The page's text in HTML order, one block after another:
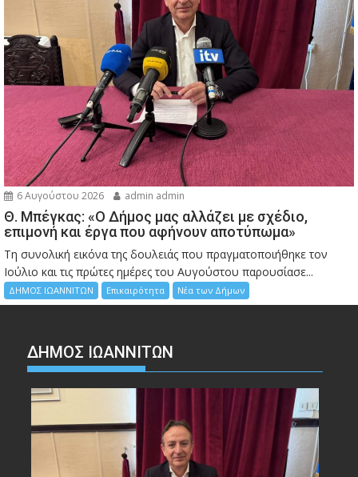
6 Αυγούστου 2026 admin admin
Θ. Μπέγκας: «Ο Δήμος μας αλλάζει με σχέδιο,
επιμονή και έργα που αφήνουν αποτύπωμα»
Τη συνολική εικόνα της δουλειάς που πραγματοποιήθηκε τον
Ιούλιο και τις πρώτες ημέρες του Αυγούστου παρουσίασε...
ΔΗΜΟΣ ΙΩΑΝΝΙΤΩΝ Επικαιρότητα Νέα των Δήμων
ΔΗΜΟΣ ΙΩΑΝΝΙΤΩΝ